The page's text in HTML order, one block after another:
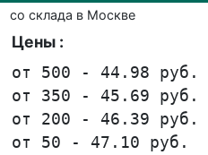
со склада в Москве
Цены :
от 500 - 44.98 руб.
от 350 - 45.69 руб.
от 200 - 46.39 руб.
от 50 - 47.10 руб.